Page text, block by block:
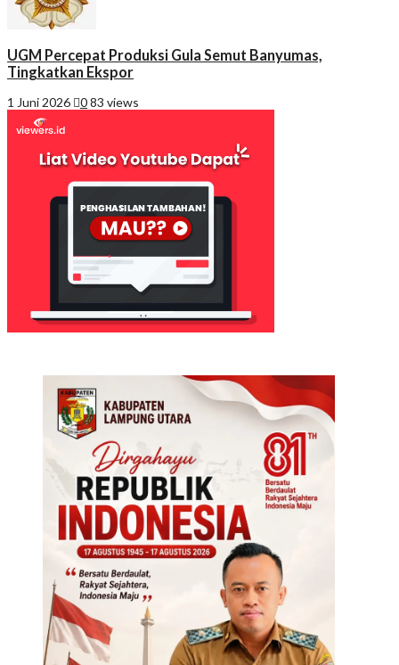
UGM Percepat Produksi Gula Semut Banyumas,
Tingkatkan Ekspor
1 Juni 2026 083 views